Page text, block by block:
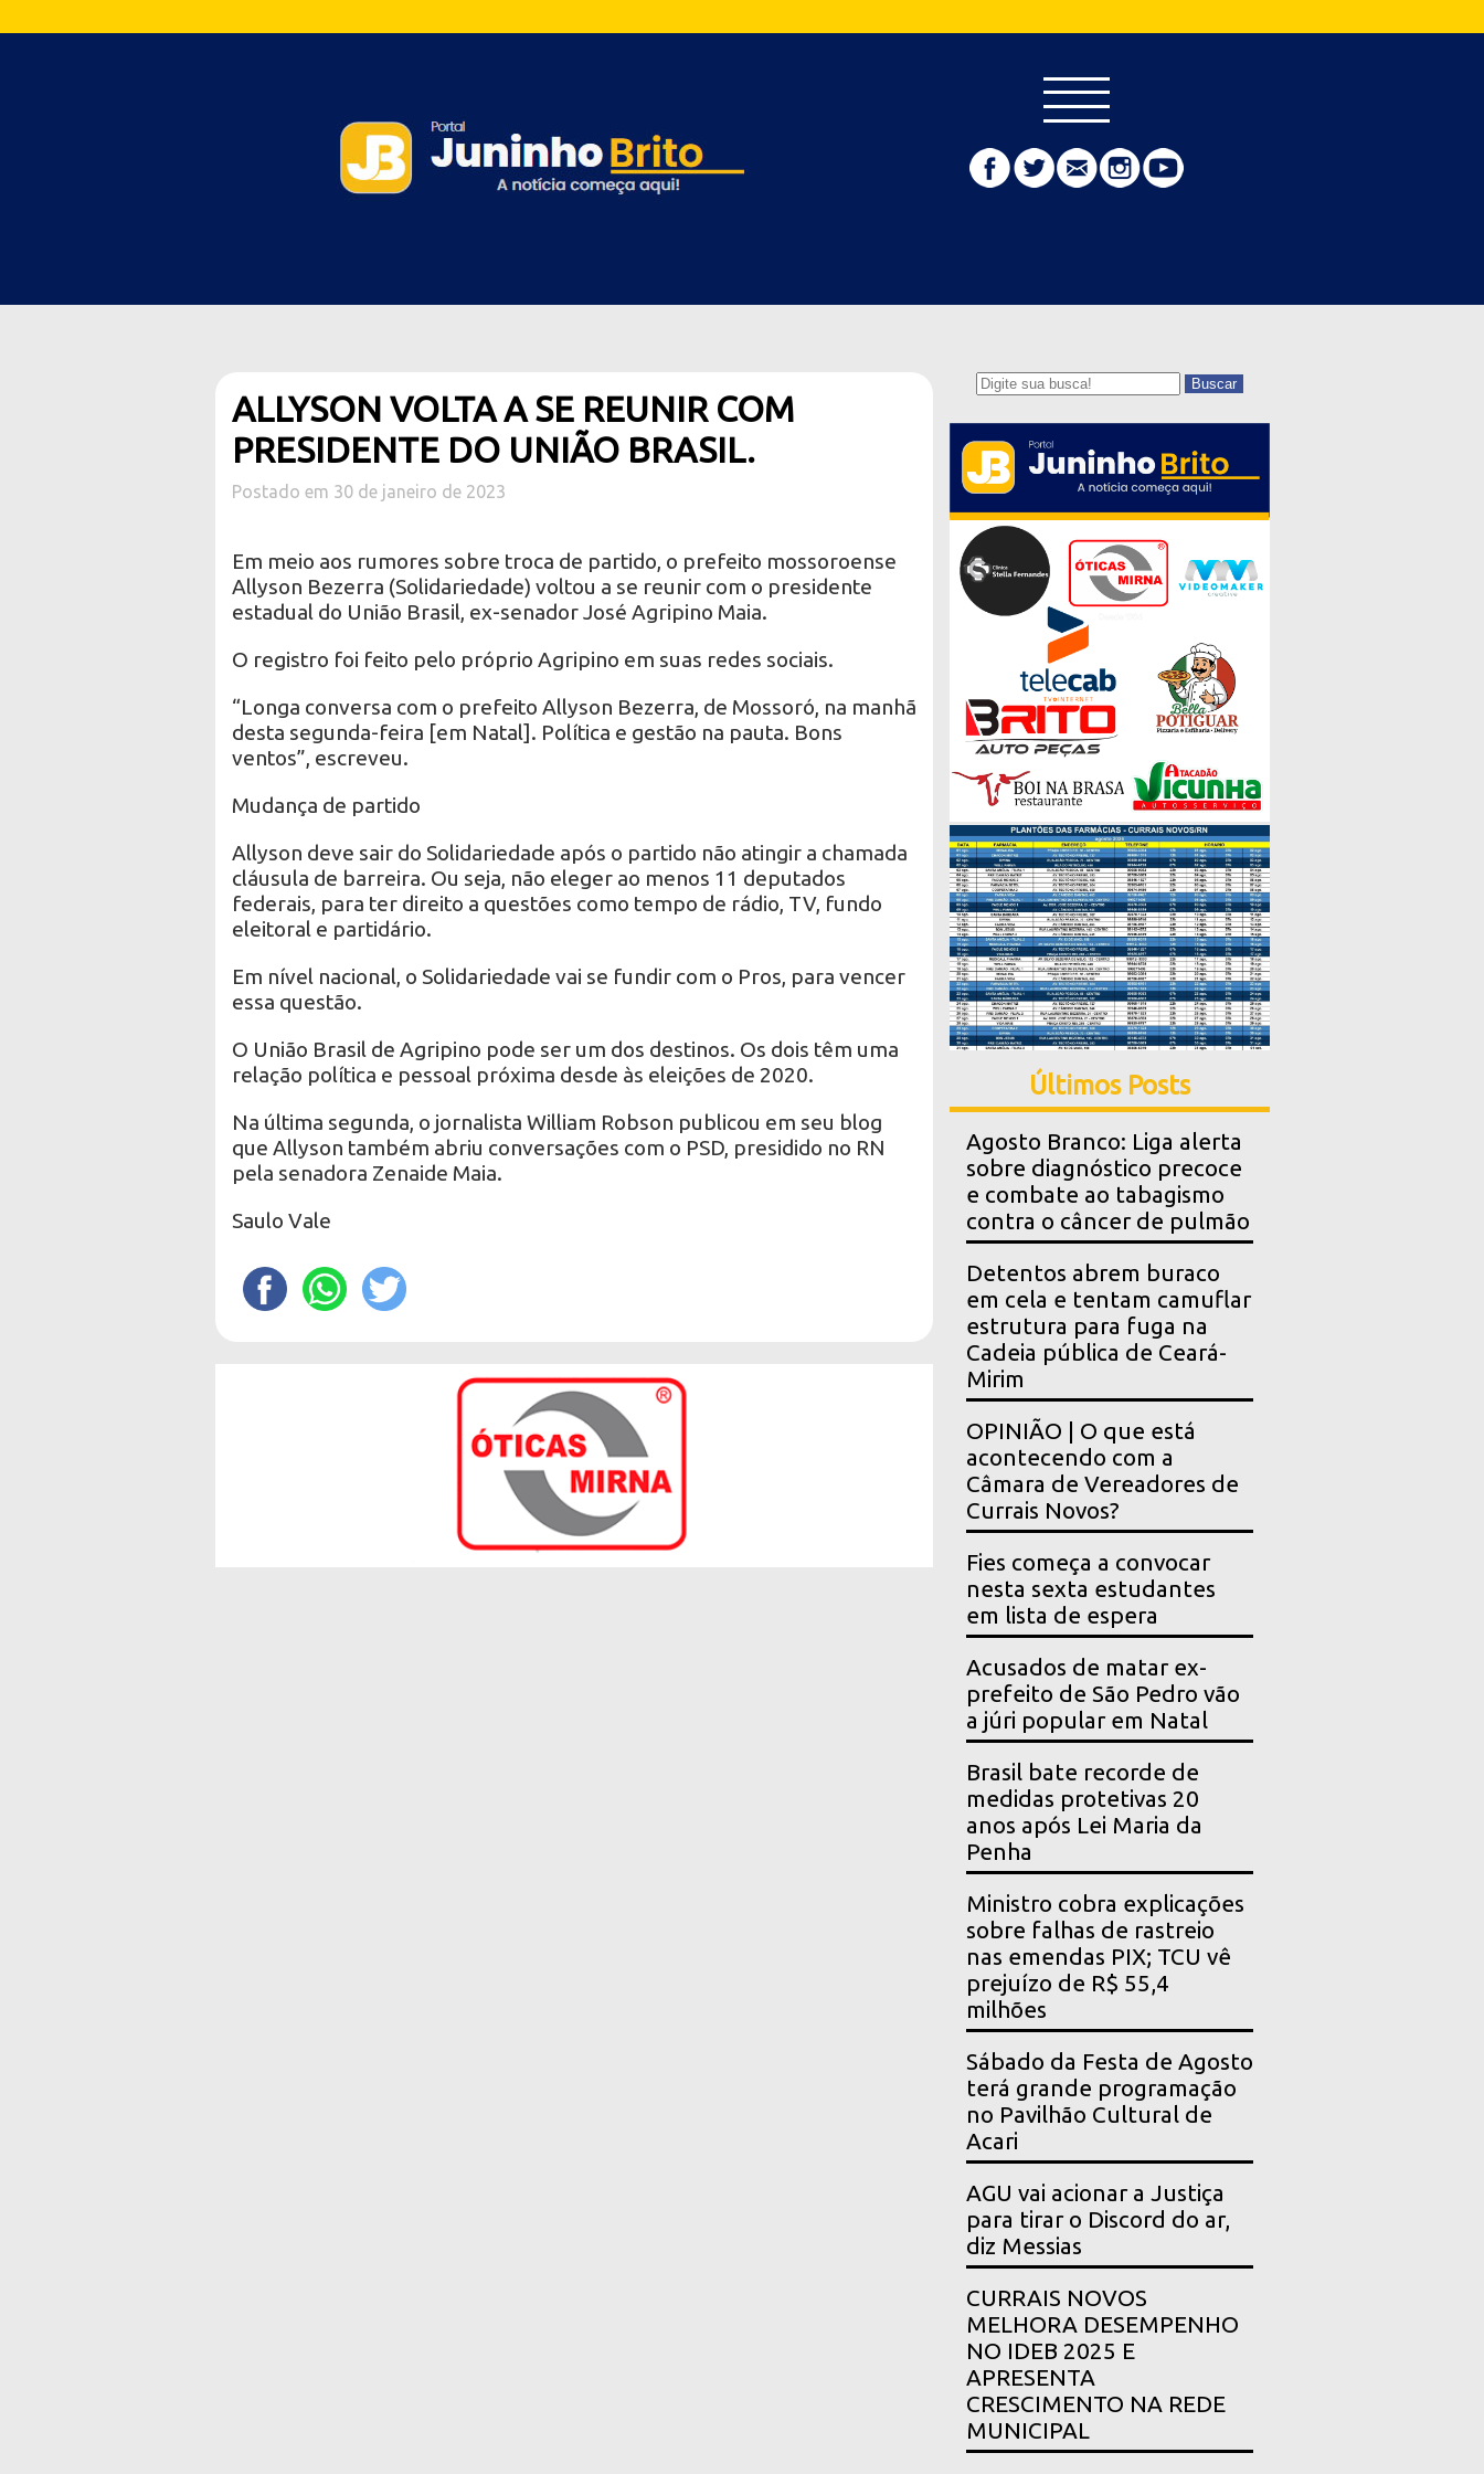
ALLYSON VOLTA A SE REUNIR COM
PRESIDENTE DO UNIÃO BRASIL.
Postado em 30 de janeiro de 2023
Em meio aos rumores sobre troca de partido, o prefeito mossoroense
Allyson Bezerra (Solidariedade) voltou a se reunir com o presidente
estadual do União Brasil, ex-senador José Agripino Maia.
O registro foi feito pelo próprio Agripino em suas redes sociais.
“Longa conversa com o prefeito Allyson Bezerra, de Mossoró, na manhã
desta segunda-feira [em Natal]. Política e gestão na pauta. Bons
ventos”, escreveu.
Mudança de partido
Allyson deve sair do Solidariedade após o partido não atingir a chamada
cláusula de barreira. Ou seja, não eleger ao menos 11 deputados
federais, para ter direito a questões como tempo de rádio, TV, fundo
eleitoral e partidário.
Em nível nacional, o Solidariedade vai se fundir com o Pros, para vencer
essa questão.
O União Brasil de Agripino pode ser um dos destinos. Os dois têm uma
relação política e pessoal próxima desde às eleições de 2020.
Na última segunda, o jornalista William Robson publicou em seu blog
que Allyson também abriu conversações com o PSD, presidido no RN
pela senadora Zenaide Maia.
Saulo Vale
Buscar
Últimos Posts
Agosto Branco: Liga alerta
sobre diagnóstico precoce
e combate ao tabagismo
contra o câncer de pulmão
Detentos abrem buraco
em cela e tentam camuflar
estrutura para fuga na
Cadeia pública de Ceará-
Mirim
OPINIÃO | O que está
acontecendo com a
Câmara de Vereadores de
Currais Novos?
Fies começa a convocar
nesta sexta estudantes
em lista de espera
Acusados de matar ex-
prefeito de São Pedro vão
a júri popular em Natal
Brasil bate recorde de
medidas protetivas 20
anos após Lei Maria da
Penha
Ministro cobra explicações
sobre falhas de rastreio
nas emendas PIX; TCU vê
prejuízo de R$ 55,4
milhões
Sábado da Festa de Agosto
terá grande programação
no Pavilhão Cultural de
Acari
AGU vai acionar a Justiça
para tirar o Discord do ar,
diz Messias
CURRAIS NOVOS
MELHORA DESEMPENHO
NO IDEB 2025 E
APRESENTA
CRESCIMENTO NA REDE
MUNICIPAL